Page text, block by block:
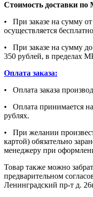
Стоимость доставки по
• При заказе на сумму от
осуществляется
• При заказе на сумму
350 рублей, в пределах
Оплата заказа:
• Оплата заказа
• Оплата принимается
рублях.
• При желании
картой) обязательно
менеджеру при
Товар также можно
предварительном
Ленинградский пр-т д.